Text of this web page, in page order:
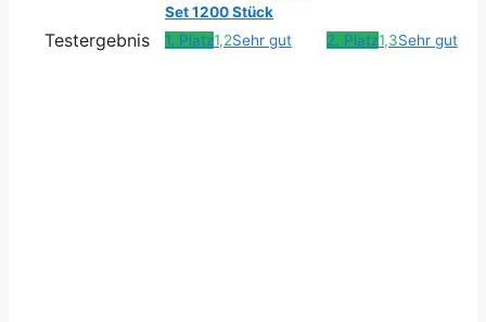
Set 1200 Stück
Testergebnis 1. Platz1,2Sehr gut 2. Platz1,3Sehr gut